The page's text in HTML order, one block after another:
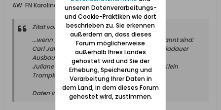
AW: FN Karoline KLATT
Zitat von
Fischersjung
...wenn genaue Geburtsdaten noch nicht bekannt sind:
Carl Jakob SCHRÖDER, *13.07.1828 (Kladau, Kladauer
Ausbau)
Juliane Bernadine EISENBLÄTTER, 08.01.1837 (Klein
Trampken)
Daten im Index, ev.Kirchenbuch Sobbowitz
unseren Datenverarbeitungs-
und Cookie-Praktiken wie dort
beschrieben zu. Sie erkennen
außerdem an, dass dieses
Forum möglicherweise
außerhalb Ihres Landes
gehostet wird und Sie der
Erhebung, Speicherung und
Verarbeitung Ihrer Daten in
dem Land, in dem dieses Forum
gehostet wird, zustimmen.